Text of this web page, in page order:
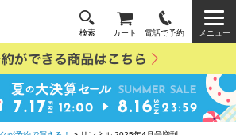
検索 カート 電話で予約 メニュー